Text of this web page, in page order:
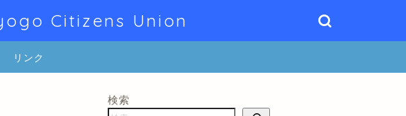
Citizens Union
リンク
検索